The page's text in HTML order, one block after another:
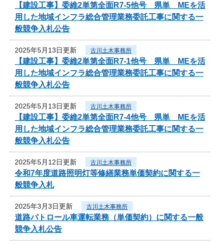
【建設工事】委維2単第全面R7-5他号 県単 MEを活
用した地域インフラ総合管理業務委託工事に関する一
般競争入札公告
2025年5月13日更新 古川土木事務所
【建設工事】委維2単第全面R7-1他号 県単 MEを活
用した地域インフラ総合管理業務委託工事に関する一
般競争入札公告
2025年5月13日更新 古川土木事務所
【建設工事】委維2単第全面R7-4他号 県単 MEを活
用した地域インフラ総合管理業務委託工事に関する一
般競争入札公告
2025年5月12日更新 古川土木事務所
令和7年度道路照明灯等修繕業務単価契約に関する一
般競争入札
2025年3月3日更新 古川土木事務所
道路パトロール車運転業務（単価契約）に関する一般
競争入札公告